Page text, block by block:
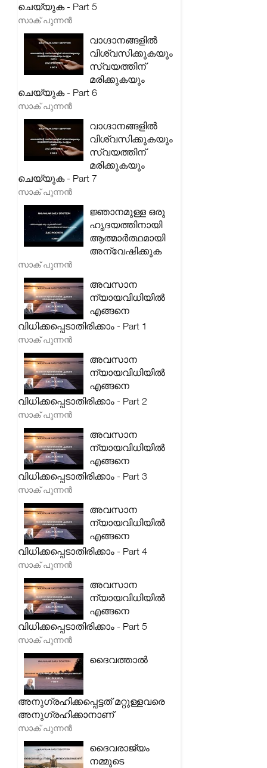
ചെയ്യുക - Part 5
സാക് പുന്നൻ
വാഗ്ദാനങ്ങളിൽ
വിശ്വസിക്കുകയും
സ്വയത്തിന്
മരിക്കുകയും
ചെയ്യുക - Part 6
സാക് പുന്നൻ
വാഗ്ദാനങ്ങളിൽ
വിശ്വസിക്കുകയും
സ്വയത്തിന്
മരിക്കുകയും
ചെയ്യുക - Part 7
സാക് പുന്നൻ
ജ്ഞാനമുള്ള ഒരു
ഹൃദയത്തിനായി
ആത്മാർത്ഥമായി
അന്വേഷിക്കുക
സാക് പുന്നൻ
അവസാന
ന്യായവിധിയിൽ
എങ്ങനെ
വിധിക്കപ്പെടാതിരിക്കാം - Part 1
സാക് പുന്നൻ
അവസാന
ന്യായവിധിയിൽ
എങ്ങനെ
വിധിക്കപ്പെടാതിരിക്കാം - Part 2
സാക് പുന്നൻ
അവസാന
ന്യായവിധിയിൽ
എങ്ങനെ
വിധിക്കപ്പെടാതിരിക്കാം - Part 3
സാക് പുന്നൻ
അവസാന
ന്യായവിധിയിൽ
എങ്ങനെ
വിധിക്കപ്പെടാതിരിക്കാം - Part 4
സാക് പുന്നൻ
അവസാന
ന്യായവിധിയിൽ
എങ്ങനെ
വിധിക്കപ്പെടാതിരിക്കാം - Part 5
സാക് പുന്നൻ
ദൈവത്താൽ
അനുഗ്രഹിക്കപ്പെട്ടത് മറ്റുള്ളവരെ
അനുഗ്രഹിക്കാനാണ്
സാക് പുന്നൻ
ദൈവരാജ്യം
നമ്മുടെ